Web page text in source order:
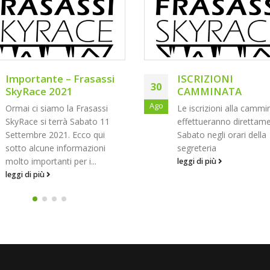
ISCRIZIONI
CAMMINATA
Le iscrizioni alla camminata si
effettueranno direttamente
Sabato negli orari della
segreteria
leggi di più
Set
FISKY – FRASASSI
Informiamo che per gli
ISCRITTI della 21km
SKYRACE è incluso il
Tesseramento